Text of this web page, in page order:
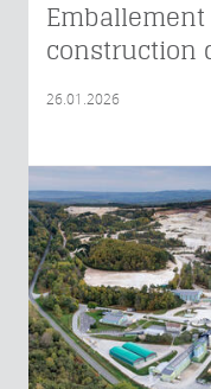
construction
26.01.2026